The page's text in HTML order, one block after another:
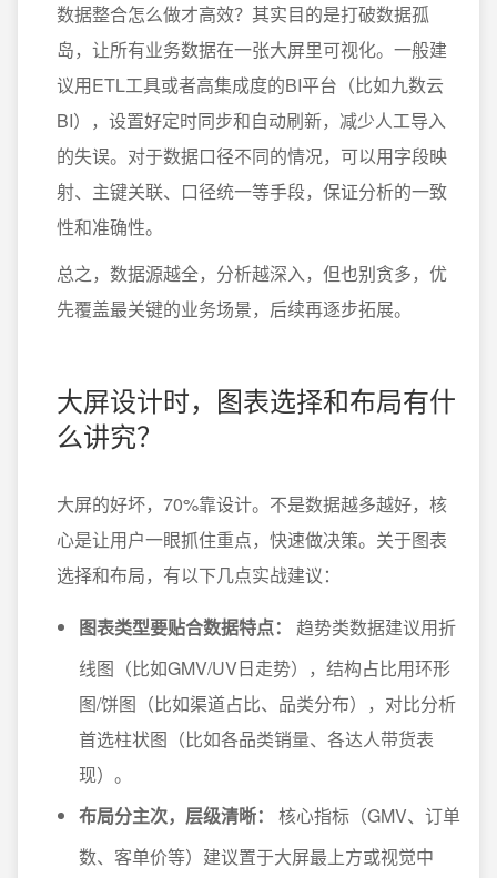
数据整合怎么做才高效？其实目的是打破数据孤
岛，让所有业务数据在一张大屏里可视化。一般建
议用ETL工具或者高集成度的BI平台（比如九数云
BI），设置好定时同步和自动刷新，减少人工导入
的失误。对于数据口径不同的情况，可以用字段映
射、主键关联、口径统一等手段，保证分析的一致
性和准确性。
总之，数据源越全，分析越深入，但也别贪多，优
先覆盖最关键的业务场景，后续再逐步拓展。
大屏设计时，图表选择和布局有什
么讲究？
大屏的好坏，70%靠设计。不是数据越多越好，核
心是让用户一眼抓住重点，快速做决策。关于图表
选择和布局，有以下几点实战建议：
图表类型要贴合数据特点：
趋势类数据建议用折
线图（比如GMV/UV日走势），结构占比用环形
图/饼图（比如渠道占比、品类分布），对比分析
首选柱状图（比如各品类销量、各达人带货表
现）。
布局分主次，层级清晰：
核心指标（GMV、订单
数、客单价等）建议置于大屏最上方或视觉中